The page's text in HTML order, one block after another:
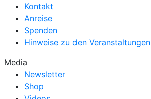
Kontakt
Anreise
Spenden
Hinweise zu den Veranstaltungen
Media
Newsletter
Shop